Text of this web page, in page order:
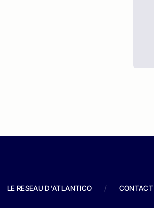
LE RESEAU D'ATLANTICO / CONTACT